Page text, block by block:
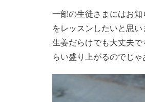
一部の生徒さまにはお
をレッスンしたいと思い
生姜だらけでも大丈夫
らい盛り上がるのでじ